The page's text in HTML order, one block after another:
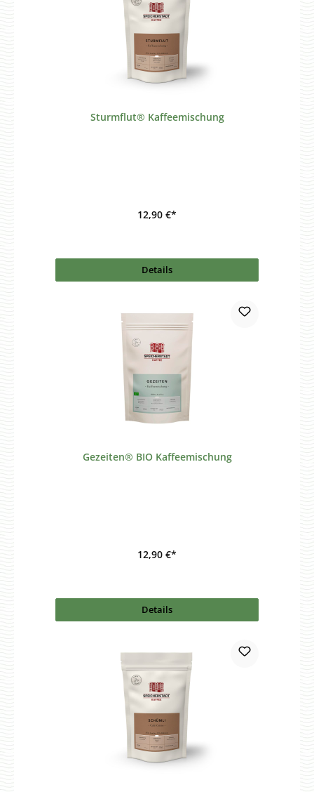
Sturmflut® Kaffeemischung
12,90 €*
Details
Gezeiten® BIO Kaffeemischung
12,90 €*
Details